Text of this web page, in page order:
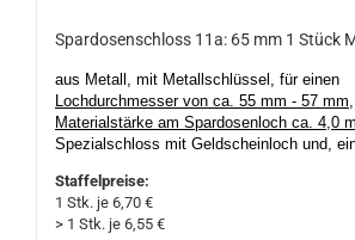
Spardosenschloss 11a: 65 mm 1 Stück
aus Metall, mit Metallschlüssel, für einen
Lochdurchmesser von ca. 55 mm - 57 mm,
Materialstärke am Spardosenloch ca. 4,0
Spezialschloss mit Geldscheinloch und,
schließbaren Stahlriegel, unten mit
Schlüsselführung aus Kunststoff ist 2x
geeignet für Porzellan- und Keramik
Staffelpreise:
1 Stk. je 6,70 €
> 1 Stk. je 6,55 €